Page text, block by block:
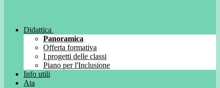
Didattica
Panoramica
Offerta formativa
I progetti delle classi
Piano per l'Inclusione
Info utili
Ata